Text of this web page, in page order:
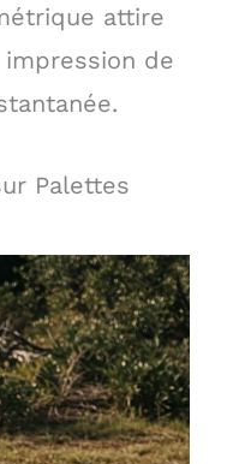
attire
de
Palettes